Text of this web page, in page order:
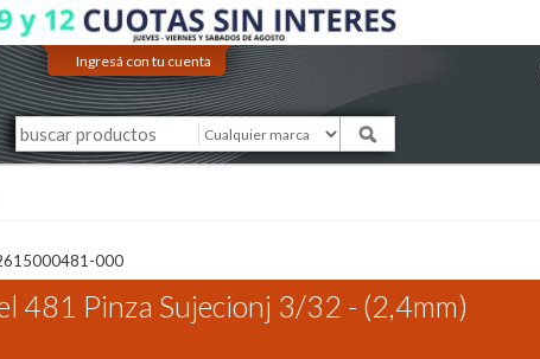
Ingresá con tu cuenta
000
481 Pinza Sujecionj 3/32 - (2,4mm)